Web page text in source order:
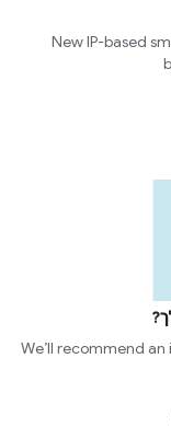
New IP-based
We’ll recommend